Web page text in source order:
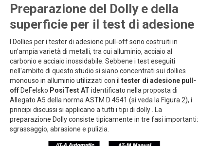
Preparazione del Dolly e della
superficie per il test di adesione
I Dollies per i tester di adesione pull-off sono costruiti in
un'ampia varietà di metalli, tra cui alluminio, acciaio al
carbonio e acciaio inossidabile. Sebbene i test eseguiti
nell'ambito di questo studio si siano concentrati sui dollies
monouso in alluminio utilizzati con il tester di adesione pull-
off DeFelsko PosiTest AT identificato nella proposta di
Allegato A5 della norma ASTM D 4541 (si veda la Figura 2), i
principi discussi si applicano a tutti i tipi di dolly . La
preparazione Dolly consiste tipicamente in tre fasi importanti:
sgrassaggio, abrasione e pulizia.